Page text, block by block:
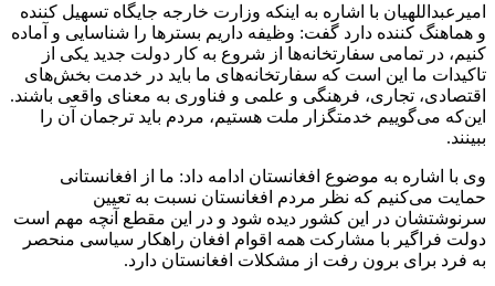
امیرعبداللهیان با اشاره به اینکه وزارت خارجه جایگاه تسهیل کننده
و هماهنگ کننده دارد گفت: وظیفه داریم بسترها را شناسایی و آماده
کنیم، در تمامی سفارتخانه‌ها از شروع به کار دولت جدید یکی از
تاکیدات ما این است که سفارتخانه‌های ما باید در خدمت بخش‌های
اقتصادی، تجاری، فرهنگی و علمی و فناوری به معنای واقعی باشند.
این‌که می‌گوییم خدمتگزار ملت هستیم، مردم باید ترجمان آن را
ببینند.
وی با اشاره به موضوع افغانستان ادامه داد: ما از افغانستانی
حمایت می‌کنیم که نظر مردم افغانستان نسبت به تعیین
سرنوشتشان در این کشور دیده شود و در این مقطع آنچه مهم است
دولت فراگیر با مشارکت همه اقوام افغان راهکار سیاسی منحصر
به فرد برای برون رفت از مشکلات افغانستان دارد.